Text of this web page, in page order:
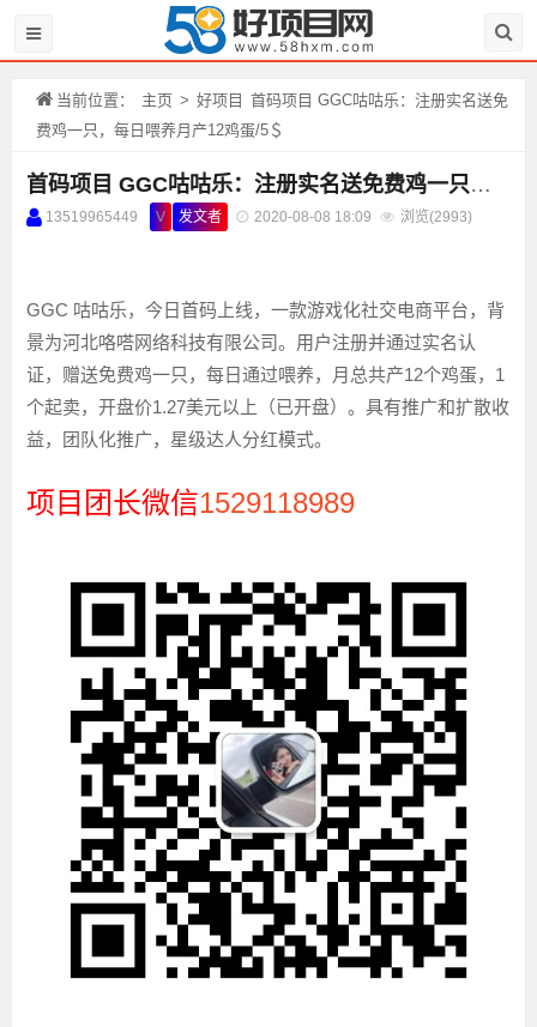
当前位置： 主页 > 好项目 首码项目 GGC咕咕乐：注册实名送免
费鸡一只，每日喂养月产12鸡蛋/5＄
首码项目 GGC咕咕乐：注册实名送免费鸡一只，每日喂养月产12鸡蛋/5＄
13519965449 V 发文者 2020-08-08 18:09 浏览(2993)
GGC 咕咕乐，今日首码上线，一款游戏化社交电商平台，背
景为河北咯嗒网络科技有限公司。用户注册并通过实名认
证，赠送免费鸡一只，每日通过喂养，月总共产12个鸡蛋，1
个起卖，开盘价1.27美元以上（已开盘）。具有推广和扩散收
益，团队化推广，星级达人分红模式。
项目团长微信1529118989